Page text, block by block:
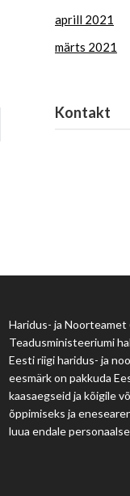
aprill 2021
märts 2021
Kontakt
Haridus- ja Noorteamet
Teadusministeeriumi
Eesti riigi haridus- ja
eesmärk on pakkuda
kaasaegseid ja kõigile
õppimiseks ja
luua endale